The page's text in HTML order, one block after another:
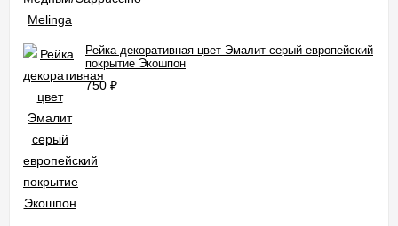
Рейка декоративная цвет Эмалит серый европейский
покрытие Экошпон
750 ₽